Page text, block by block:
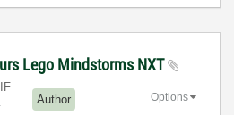
Lego Mindstorms NXT
Author Options